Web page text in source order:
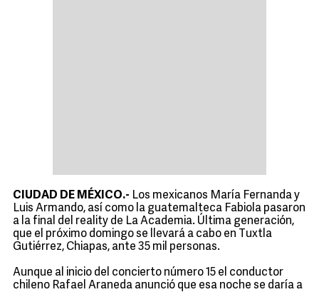
CIUDAD DE MÉXICO.- Los mexicanos María Fernanda y
Luis Armando, así como la guatemalteca Fabiola pasaron
a la final del reality de La Academia. Última generación,
que el próximo domingo se llevará a cabo en Tuxtla
Gutiérrez, Chiapas, ante 35 mil personas.
Aunque al inicio del concierto número 15 el conductor
chileno Rafael Araneda anunció que esa noche se daría a